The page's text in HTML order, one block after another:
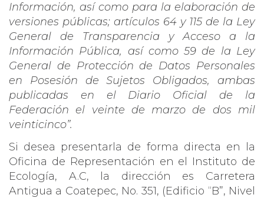
Información, así como para la elaboración de
versiones públicas; artículos 64 y 115 de la Ley
General de Transparencia y Acceso a la
Información Pública, así como 59 de la Ley
General de Protección de Datos Personales
en Posesión de Sujetos Obligados, ambas
publicadas en el Diario Oficial de la
Federación el veinte de marzo de dos mil
veinticinco”.
Si desea presentarla de forma directa en la
Oficina de Representación en el Instituto de
Ecología, A.C, la dirección es Carretera
Antigua a Coatepec, No. 351, (Edificio “B”, Nivel